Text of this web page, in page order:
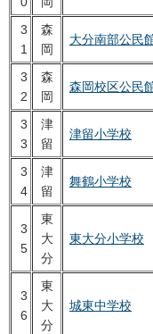
3
1
森
岡
大分南部公民
3
2
森
岡
森岡校区公民
3
3
津
留
津留小学校
3
4
津
留
舞鶴小学校
3
5
東
大
分
東大分小学校
3
6
東
大
分
城東中学校